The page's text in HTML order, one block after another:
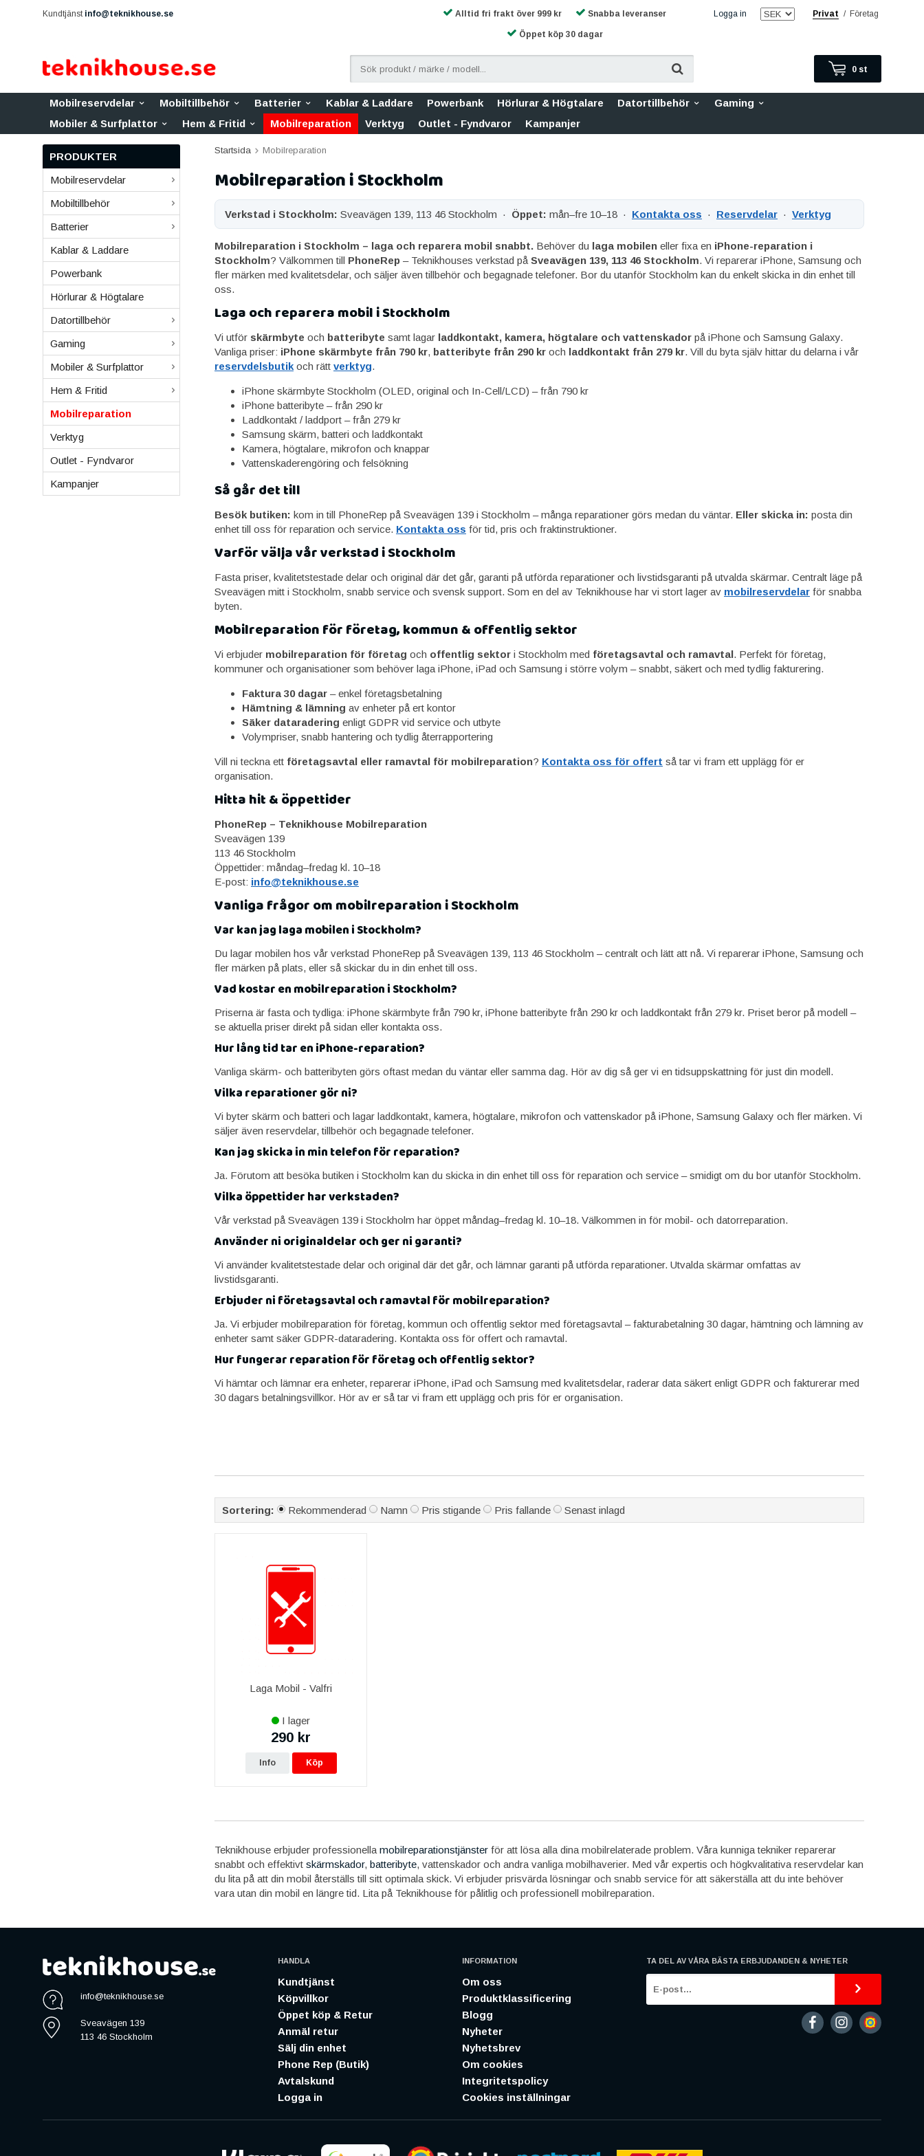
Kundtjänst info@teknikhouse.se Logga in Privat / Företag
Alltid fri frakt över 999 kr Snabba leveranser
Öppet köp 30 dagar
0 st
Mobilreservdelar Mobiltillbehör Batterier Kablar & Laddare Powerbank Hörlurar & Högtalare Datortillbehör
Gaming
Mobiler & Surfplattor
Hem & Fritid Mobilreparation Verktyg Outlet - Fyndvaror Kampanjer
PRODUKTER
Mobilreservdelar
Mobiltillbehör
Batterier
Kablar & Laddare
Powerbank
Hörlurar & Högtalare
Datortillbehör
Gaming
Mobiler & Surfplattor
Hem & Fritid
Mobilreparation
Verktyg
Outlet - Fyndvaror
Kampanjer
Startsida Mobilreparation
Mobilreparation i Stockholm
Verkstad i Stockholm: Sveavägen 139, 113 46 Stockholm · Öppet: mån–fre 10–18 · Kontakta oss · Reservdelar · Verktyg
Mobilreparation i Stockholm – laga och reparera mobil snabbt. Behöver du laga mobilen eller fixa en iPhone-reparation i
Stockholm? Välkommen till PhoneRep – Teknikhouses verkstad på Sveavägen 139, 113 46 Stockholm. Vi reparerar iPhone, Samsung och
fler märken med kvalitetsdelar, och säljer även tillbehör och begagnade telefoner. Bor du utanför Stockholm kan du enkelt skicka in din enhet till
oss.
Laga och reparera mobil i Stockholm
Vi utför skärmbyte och batteribyte samt lagar laddkontakt, kamera, högtalare och vattenskador på iPhone och Samsung Galaxy.
Vanliga priser: iPhone skärmbyte från 790 kr, batteribyte från 290 kr och laddkontakt från 279 kr. Vill du byta själv hittar du delarna i vår
reservdelsbutik och rätt verktyg.
iPhone skärmbyte Stockholm (OLED, original och In-Cell/LCD) – från 790 kr
iPhone batteribyte – från 290 kr
Laddkontakt / laddport – från 279 kr
Samsung skärm, batteri och laddkontakt
Kamera, högtalare, mikrofon och knappar
Vattenskaderengöring och felsökning
Så går det till
Besök butiken: kom in till PhoneRep på Sveavägen 139 i Stockholm – många reparationer görs medan du väntar. Eller skicka in: posta din
enhet till oss för reparation och service. Kontakta oss för tid, pris och fraktinstruktioner.
Varför välja vår verkstad i Stockholm
Fasta priser, kvalitetstestade delar och original där det går, garanti på utförda reparationer och livstidsgaranti på utvalda skärmar. Centralt läge på
Sveavägen mitt i Stockholm, snabb service och svensk support. Som en del av Teknikhouse har vi stort lager av mobilreservdelar för snabba
byten.
Mobilreparation för företag, kommun & offentlig sektor
Vi erbjuder mobilreparation för företag och offentlig sektor i Stockholm med företagsavtal och ramavtal. Perfekt för företag,
kommuner och organisationer som behöver laga iPhone, iPad och Samsung i större volym – snabbt, säkert och med tydlig fakturering.
Faktura 30 dagar – enkel företagsbetalning
Hämtning & lämning av enheter på ert kontor
Säker dataradering enligt GDPR vid service och utbyte
Volympriser, snabb hantering och tydlig återrapportering
Vill ni teckna ett företagsavtal eller ramavtal för mobilreparation? Kontakta oss för offert så tar vi fram ett upplägg för er
organisation.
Hitta hit & öppettider
PhoneRep – Teknikhouse Mobilreparation
Sveavägen 139
113 46 Stockholm
Öppettider: måndag–fredag kl. 10–18
E-post: info@teknikhouse.se
Vanliga frågor om mobilreparation i Stockholm
Var kan jag laga mobilen i Stockholm?
Du lagar mobilen hos vår verkstad PhoneRep på Sveavägen 139, 113 46 Stockholm – centralt och lätt att nå. Vi reparerar iPhone, Samsung och
fler märken på plats, eller så skickar du in din enhet till oss.
Vad kostar en mobilreparation i Stockholm?
Priserna är fasta och tydliga: iPhone skärmbyte från 790 kr, iPhone batteribyte från 290 kr och laddkontakt från 279 kr. Priset beror på modell –
se aktuella priser direkt på sidan eller kontakta oss.
Hur lång tid tar en iPhone-reparation?
Vanliga skärm- och batteribyten görs oftast medan du väntar eller samma dag. Hör av dig så ger vi en tidsuppskattning för just din modell.
Vilka reparationer gör ni?
Vi byter skärm och batteri och lagar laddkontakt, kamera, högtalare, mikrofon och vattenskador på iPhone, Samsung Galaxy och fler märken. Vi
säljer även reservdelar, tillbehör och begagnade telefoner.
Kan jag skicka in min telefon för reparation?
Ja. Förutom att besöka butiken i Stockholm kan du skicka in din enhet till oss för reparation och service – smidigt om du bor utanför Stockholm.
Vilka öppettider har verkstaden?
Vår verkstad på Sveavägen 139 i Stockholm har öppet måndag–fredag kl. 10–18. Välkommen in för mobil- och datorreparation.
Använder ni originaldelar och ger ni garanti?
Vi använder kvalitetstestade delar och original där det går, och lämnar garanti på utförda reparationer. Utvalda skärmar omfattas av
livstidsgaranti.
Erbjuder ni företagsavtal och ramavtal för mobilreparation?
Ja. Vi erbjuder mobilreparation för företag, kommun och offentlig sektor med företagsavtal – fakturabetalning 30 dagar, hämtning och lämning av
enheter samt säker GDPR-dataradering. Kontakta oss för offert och ramavtal.
Hur fungerar reparation för företag och offentlig sektor?
Vi hämtar och lämnar era enheter, reparerar iPhone, iPad och Samsung med kvalitetsdelar, raderar data säkert enligt GDPR och fakturerar med
30 dagars betalningsvillkor. Hör av er så tar vi fram ett upplägg och pris för er organisation.
Sortering: Rekommenderad Namn Pris stigande Pris fallande Senast inlagd
Laga Mobil - Valfri
I lager
290 kr
Info Köp
Teknikhouse erbjuder professionella mobilreparationstjänster för att lösa alla dina mobilrelaterade problem. Våra kunniga tekniker reparerar
snabbt och effektivt skärmskador, batteribyte, vattenskador och andra vanliga mobilhaverier. Med vår expertis och högkvalitativa reservdelar kan
du lita på att din mobil återställs till sitt optimala skick. Vi erbjuder prisvärda lösningar och snabb service för att säkerställa att du inte behöver
vara utan din mobil en längre tid. Lita på Teknikhouse för pålitlig och professionell mobilreparation.
info@teknikhouse.se
Sveavägen 139
113 46 Stockholm
HANDLA
Kundtjänst
Köpvillkor
Öppet köp & Retur
Anmäl retur
Sälj din enhet
Phone Rep (Butik)
Avtalskund
Logga in
INFORMATION
Om oss
Produktklassificering
Blogg
Nyheter
Nyhetsbrev
Om cookies
Integritetspolicy
Cookies inställningar
TA DEL AV VÅRA BÄSTA ERBJUDANDEN & NYHETER